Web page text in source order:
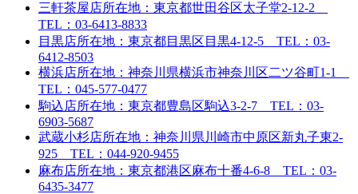
三軒茶屋店所在地：東京都世田谷区太子堂2-12-2
TEL：03-6413-8833
目黒店所在地：東京都目黒区目黒4-12-5 TEL：03-
6412-8503
横浜店所在地：神奈川県横浜市神奈川区二ツ谷町1-1
TEL：045-577-0477
駒込店所在地：東京都豊島区駒込3-2-7 TEL：03-
6903-5687
武蔵小杉店所在地：神奈川県川崎市中原区新丸子東2-
925 TEL：044-920-9455
麻布店所在地：東京都港区麻布十番4-6-8 TEL：03-
6435-3477